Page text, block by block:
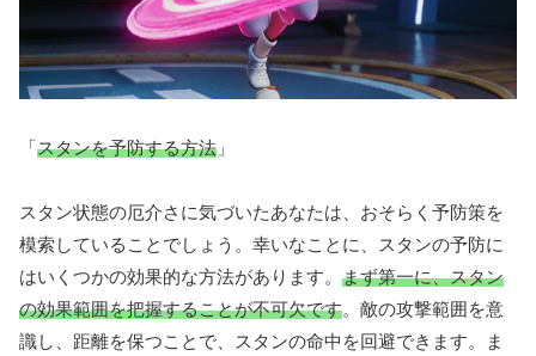
「スタンを予防する方法 」
スタン状態の厄介さに気づいたあなたは、おそらく予防策を
模索していることでしょう。幸いなことに、スタンの予防に
はいくつかの効果的な方法があります。 まず第一に、スタン
の効果範囲を把握することが不可欠です。敵の攻撃範囲を意
識し、距離を保つことで、スタンの命中を回避できます。ま